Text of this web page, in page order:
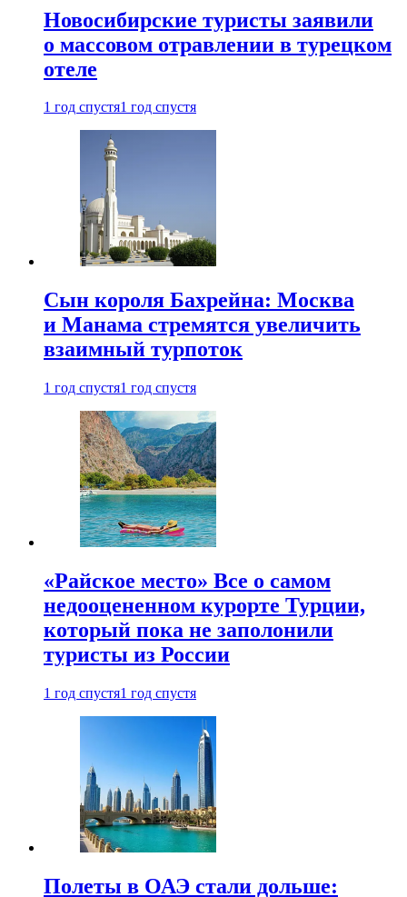
Новосибирские туристы заявили
о массовом отравлении в турецком
отеле
1 год спустя1 год спустя
Сын короля Бахрейна: Москва
и Манама стремятся увеличить
взаимный турпоток
1 год спустя1 год спустя
«Райское место» Все о самом
недооцененном курорте Турции,
который пока не заполонили
туристы из России
1 год спустя1 год спустя
Полеты в ОАЭ стали дольше: